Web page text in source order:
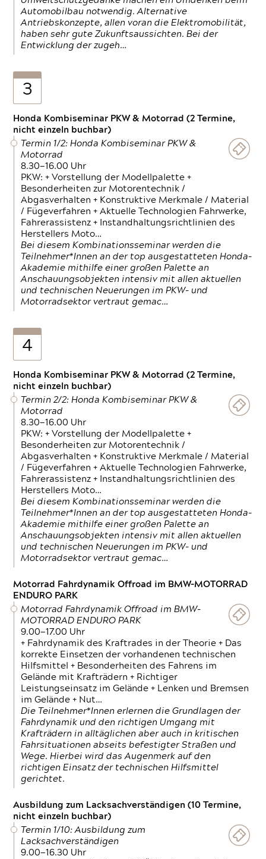
Automobilbau notwendig. Alternative
Antriebskonzepte, allen voran die Elektromobilität,
haben sehr gute Zukunftsaussichten. Bei der
Entwicklung der zugeh…
3
Honda Kombiseminar PKW & Motorrad (2 Termine,
nicht einzeln buchbar)
Termin 1/2: Honda Kombiseminar PKW &
Motorrad
8.30—16.00 Uhr
PKW: + Vorstellung der Modellpalette +
Besonderheiten zur Motorentechnik /
Abgasverhalten + Konstruktive Merkmale / Material
/ Fügeverfahren + Aktuelle Technologien Fahrwerke,
Fahrerassistenz + Instandhaltungsrichtlinien des
Herstellers Moto…
Bei diesem Kombinationsseminar werden die
Teilnehmer*Innen an der top ausgestatteten Honda-
Akademie mithilfe einer großen Palette an
Anschauungsobjekten intensiv mit allen aktuellen
und technischen Neuerungen im PKW- und
Motorradsektor vertraut gemac…
4
Honda Kombiseminar PKW & Motorrad (2 Termine,
nicht einzeln buchbar)
Termin 2/2: Honda Kombiseminar PKW &
Motorrad
8.30—16.00 Uhr
PKW: + Vorstellung der Modellpalette +
Besonderheiten zur Motorentechnik /
Abgasverhalten + Konstruktive Merkmale / Material
/ Fügeverfahren + Aktuelle Technologien Fahrwerke,
Fahrerassistenz + Instandhaltungsrichtlinien des
Herstellers Moto…
Bei diesem Kombinationsseminar werden die
Teilnehmer*Innen an der top ausgestatteten Honda-
Akademie mithilfe einer großen Palette an
Anschauungsobjekten intensiv mit allen aktuellen
und technischen Neuerungen im PKW- und
Motorradsektor vertraut gemac…
Motorrad Fahrdynamik Offroad im BMW-MOTORRAD
ENDURO PARK
Motorrad Fahrdynamik Offroad im BMW-
MOTORRAD ENDURO PARK
9.00—17.00 Uhr
+ Fahrdynamik des Kraftrades in der Theorie + Das
korrekte Einsetzen der vorhandenen technischen
Hilfsmittel + Besonderheiten des Fahrens im
Gelände mit Krafträdern + Richtiger
Leistungseinsatz im Gelände + Lenken und Bremsen
im Gelände + Nut…
Die Teilnehmer*Innen erlernen die Grundlagen der
Fahrdynamik und den richtigen Umgang mit
Krafträdern in alltäglichen aber auch in kritischen
Fahrsituationen abseits befestigter Straßen und
Wege. Hierbei wird das Augenmerk auf den
richtigen Einsatz der technischen Hilfsmittel
gerichtet.
Ausbildung zum Lacksachverständigen (10 Termine,
nicht einzeln buchbar)
Termin 1/10: Ausbildung zum
Lacksachverständigen
9.00—16.30 Uhr